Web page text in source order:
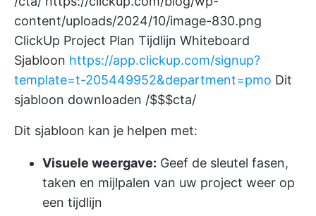
content/uploads/2024/10/image-830.png
ClickUp Project Plan Tijdlijn Whiteboard
Sjabloon https://app.clickup.com/signup?
template=t-205449952&department=pmo Dit
sjabloon downloaden /$$$cta/
Dit sjabloon kan je helpen met:
Visuele weergave: Geef de sleutel fasen,
taken en mijlpalen van uw project weer op
een tijdlijn